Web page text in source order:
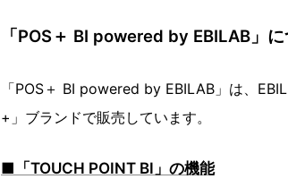
「POS＋ BI powered by EBILAB」
「POS＋ BI powered by EBILAB」は、
+」ブランドで販売しています。
■「TOUCH POINT BI」の機能